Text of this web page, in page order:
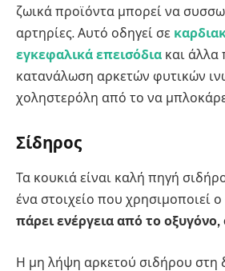
ζωικά προϊόντα μπορεί να
αρτηρίες. Αυτό οδηγεί σε
εγκεφαλικά επεισόδια και άλλα
κατανάλωση αρκετών φυτικών
χοληστερόλη από το να
Σίδηρος
Τα κουκιά είναι καλή πηγή
ένα στοιχείο που χρησιμοποιεί
πάρει ενέργεια από το
Η μη λήψη αρκετού σιδήρου στη